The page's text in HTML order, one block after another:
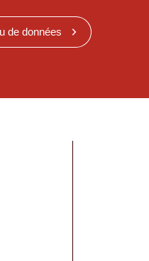
de données